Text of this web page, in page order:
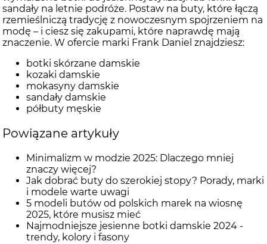
sandały na letnie podróże. Postaw na buty, które łączą
rzemieślniczą tradycję z nowoczesnym spojrzeniem na
modę – i ciesz się zakupami, które naprawdę mają
znaczenie. W ofercie marki Frank Daniel znajdziesz:
botki skórzane damskie
kozaki damskie
mokasyny damskie
sandały damskie
półbuty męskie
Powiązane artykuły
Minimalizm w modzie 2025: Dlaczego mniej
znaczy więcej?
Jak dobrać buty do szerokiej stopy? Porady, marki
i modele warte uwagi
5 modeli butów od polskich marek na wiosnę
2025, które musisz mieć
Najmodniejsze jesienne botki damskie 2024 -
trendy, kolory i fasony